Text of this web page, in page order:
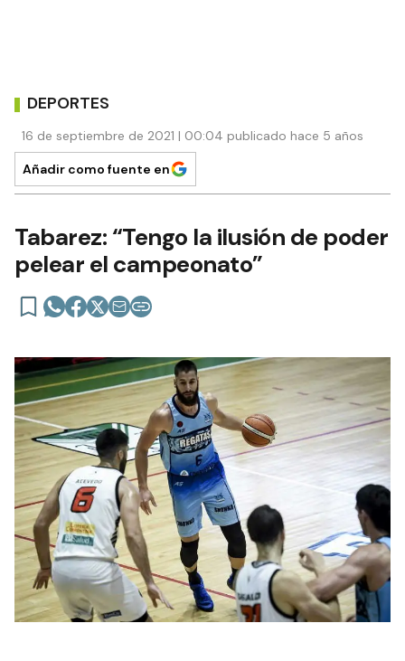
DEPORTES
16 de septiembre de 2021 | 00:04 publicado hace 5 años
Añadir como fuente en
Tabarez: “Tengo la ilusión de poder
pelear el campeonato”